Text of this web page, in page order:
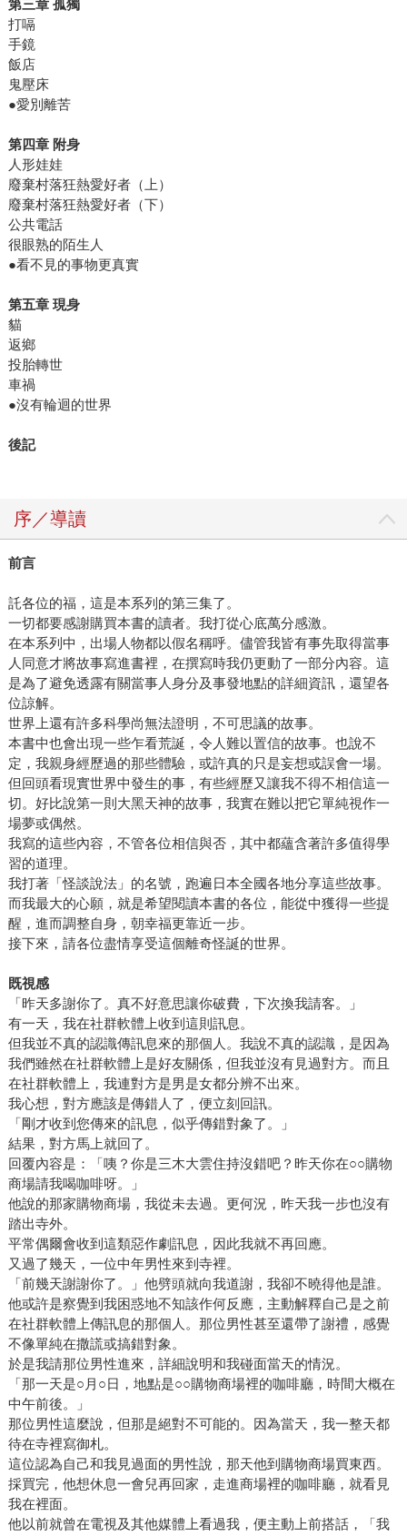
第三章 孤獨
打嗝
手鏡
飯店
鬼壓床
●愛別離苦
第四章 附身
人形娃娃
廢棄村落狂熱愛好者（上）
廢棄村落狂熱愛好者（下）
公共電話
很眼熟的陌生人
●看不見的事物更真實
第五章 現身
貓
返鄉
投胎轉世
車禍
●沒有輪迴的世界
後記
序／導讀
前言
託各位的福，這是本系列的第三集了。
一切都要感謝購買本書的讀者。我打從心底萬分感激。
在本系列中，出場人物都以假名稱呼。儘管我皆有事先取得當事
人同意才將故事寫進書裡，在撰寫時我仍更動了一部分內容。這
是為了避免透露有關當事人身分及事發地點的詳細資訊，還望各
位諒解。
世界上還有許多科學尚無法證明，不可思議的故事。
本書中也會出現一些乍看荒誕，令人難以置信的故事。也說不
定，我親身經歷過的那些體驗，或許真的只是妄想或誤會一場。
但回頭看現實世界中發生的事，有些經歷又讓我不得不相信這一
切。好比說第一則大黑天神的故事，我實在難以把它單純視作一
場夢或偶然。
我寫的這些內容，不管各位相信與否，其中都蘊含著許多值得學
習的道理。
我打著「怪談說法」的名號，跑遍日本全國各地分享這些故事。
而我最大的心願，就是希望閱讀本書的各位，能從中獲得一些提
醒，進而調整自身，朝幸福更靠近一步。
接下來，請各位盡情享受這個離奇怪誕的世界。
既視感
「昨天多謝你了。真不好意思讓你破費，下次換我請客。」
有一天，我在社群軟體上收到這則訊息。
但我並不真的認識傳訊息來的那個人。我說不真的認識，是因為
我們雖然在社群軟體上是好友關係，但我並沒有見過對方。而且
在社群軟體上，我連對方是男是女都分辨不出來。
我心想，對方應該是傳錯人了，便立刻回訊。
「剛才收到您傳來的訊息，似乎傳錯對象了。」
結果，對方馬上就回了。
回覆內容是：「咦？你是三木大雲住持沒錯吧？昨天你在○○購物
商場請我喝咖啡呀。」
他說的那家購物商場，我從未去過。更何況，昨天我一步也沒有
踏出寺外。
平常偶爾會收到這類惡作劇訊息，因此我就不再回應。
又過了幾天，一位中年男性來到寺裡。
「前幾天謝謝你了。」他劈頭就向我道謝，我卻不曉得他是誰。
他或許是察覺到我困惑地不知該作何反應，主動解釋自己是之前
在社群軟體上傳訊息的那個人。那位男性甚至還帶了謝禮，感覺
不像單純在撒謊或搞錯對象。
於是我請那位男性進來，詳細說明和我碰面當天的情況。
「那一天是○月○日，地點是○○購物商場裡的咖啡廳，時間大概在
中午前後。」
那位男性這麼說，但那是絕對不可能的。因為當天，我一整天都
待在寺裡寫御札。
這位認為自己和我見過面的男性說，那天他到購物商場買東西。
採買完，他想休息一會兒再回家，走進商場裡的咖啡廳，就看見
我在裡面。
他以前就曾在電視及其他媒體上看過我，便主動上前搭話，「我